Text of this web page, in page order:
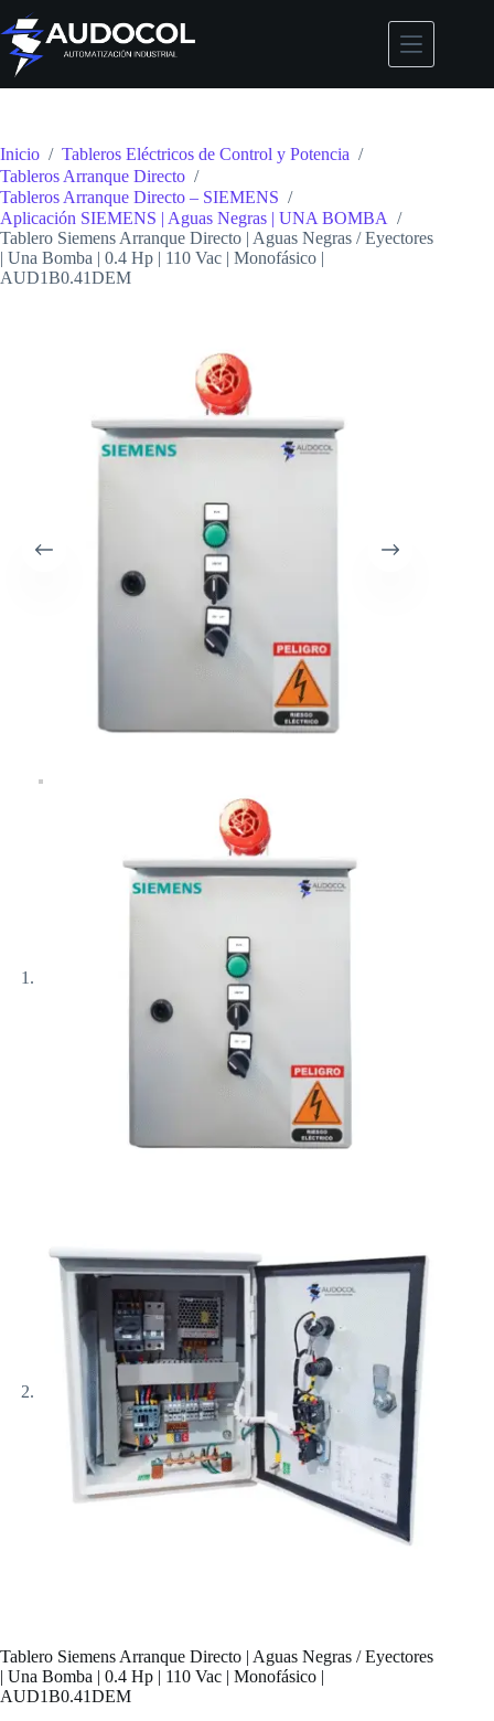
Saltar
al
contenido
Inicio / Tableros Eléctricos de Control y Potencia /
Tableros Arranque Directo /
Tableros Arranque Directo – SIEMENS /
Aplicación SIEMENS | Aguas Negras | UNA BOMBA /
Tablero Siemens Arranque Directo | Aguas Negras / Eyectores
| Una Bomba | 0.4 Hp | 110 Vac | Monofásico |
AUD1B0.41DEM
Tablero Siemens Arranque Directo | Aguas Negras / Eyectores
| Una Bomba | 0.4 Hp | 110 Vac | Monofásico |
AUD1B0.41DEM